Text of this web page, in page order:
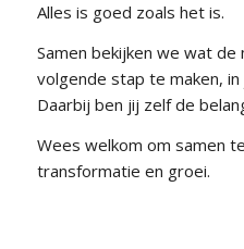
Alles is goed zoals het is.
Samen bekijken we wat
volgende stap te maken,
Daarbij ben jij zelf de
Wees welkom om samen
transformatie en groei.